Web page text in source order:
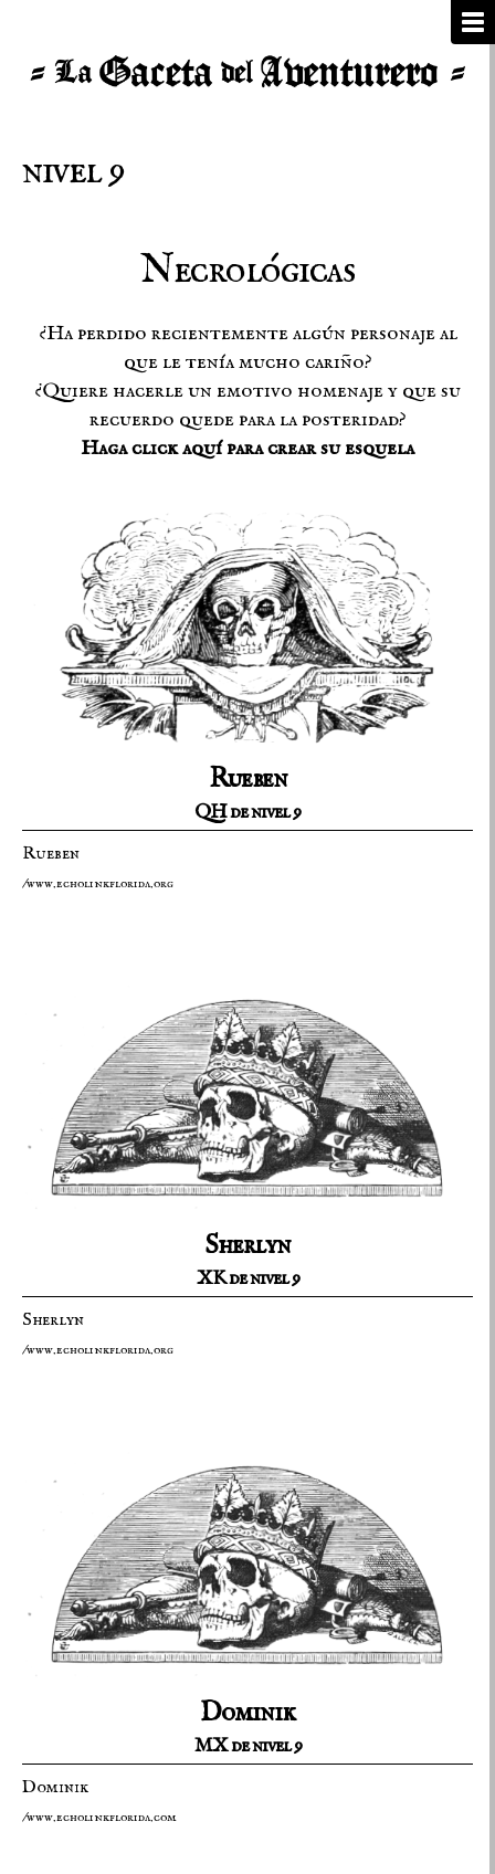
nivel 9
Necrológicas
¿Ha perdido recientemente algún personaje al
que le tenía mucho cariño?
¿Quiere hacerle un emotivo homenaje y que su
recuerdo quede para la posteridad?
Haga click aquí para crear su esquela
Rueben
QH de nivel 9
Rueben
/www.echolinkflorida.org
Sherlyn
XK de nivel 9
Sherlyn
/www.echolinkflorida.org
Dominik
MX de nivel 9
Dominik
/www.echolinkflorida.com